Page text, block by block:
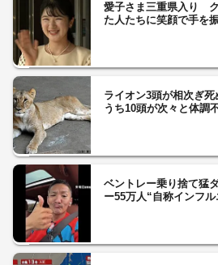
愛子さま三重県入り
た人たちに笑顔で手を
ライオン3頭が相次ぎ
うち10頭が次々と体
ベントレー乗り捨て猛
ー55万人“自称インフ